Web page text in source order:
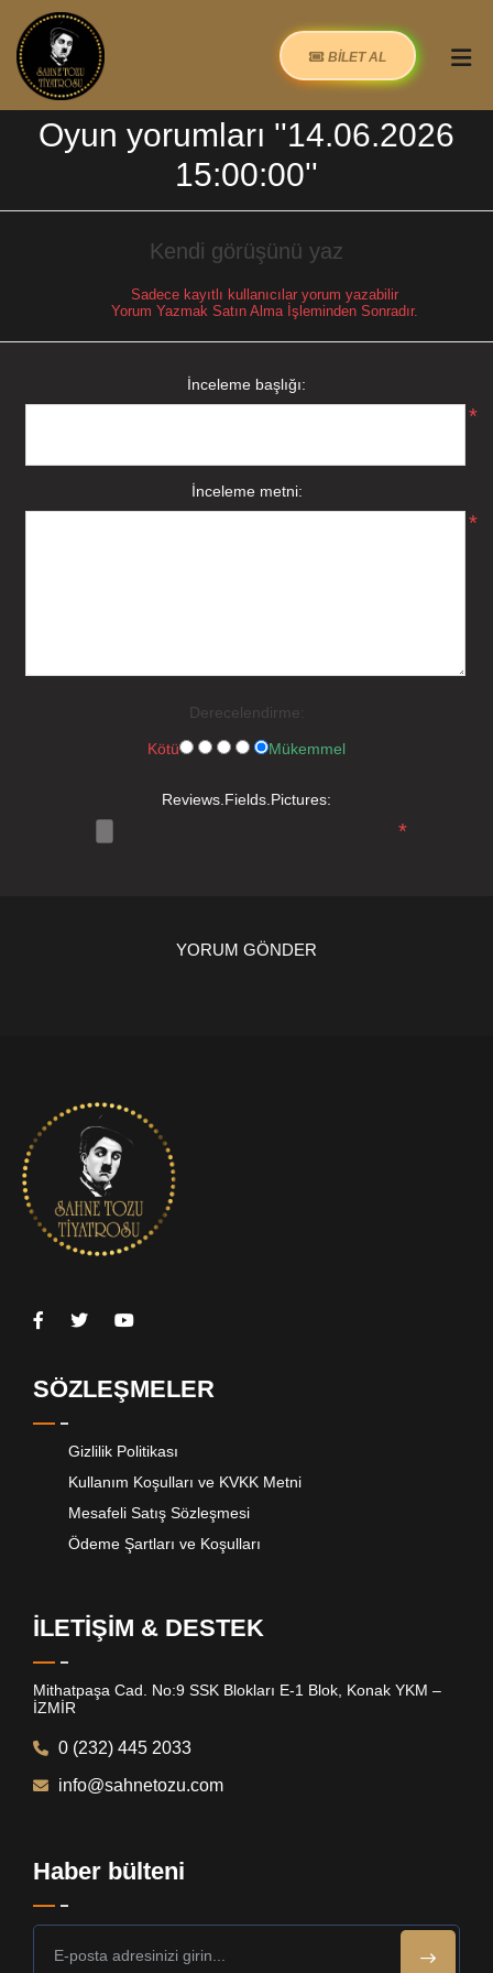
BİLET AL
Oyun yorumları
14.06.2026
15:00:00
Kendi görüşünü yaz
Sadece kayıtlı kullanıcılar yorum yazabilir
Yorum Yazmak Satın Alma İşleminden Sonradır.
İnceleme başlığı:
*
İnceleme metni:
*
Derecelendirme:
Kötü Mükemmel
Reviews.Fields.Pictures:
*
YORUM GÖNDER
SÖZLEŞMELER
Gizlilik Politikası
Kullanım Koşulları ve KVKK Metni
Mesafeli Satış Sözleşmesi
Ödeme Şartları ve Koşulları
İLETİŞİM & DESTEK
Mithatpaşa Cad. No:9 SSK Blokları E-1 Blok, Konak YKM –
İZMİR
0 (232) 445 2033
info@sahnetozu.com
Haber bülteni